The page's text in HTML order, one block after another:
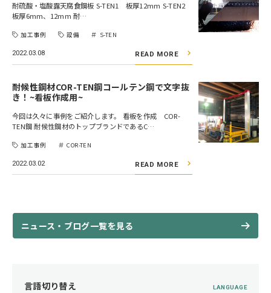
耐硫酸・塩酸露天腐食鋼板 S-TEN1 板厚12mm S-TEN2
板厚6mm、12mm 耐…
加工事例 設備 S-TEN
2022.03.08 READ MORE
耐候性鋼材COR-TEN鋼コールテン鋼で文字抜
き！~看板作成用~
今回は久々に事例をご紹介します。 看板を作成 COR-
TEN鋼 耐候性鋼材のトップブランドであるC…
加工事例 COR-TEN
2022.03.02 READ MORE
ニュース・ブログ一覧を見る
言語切り替え LANGUAGE